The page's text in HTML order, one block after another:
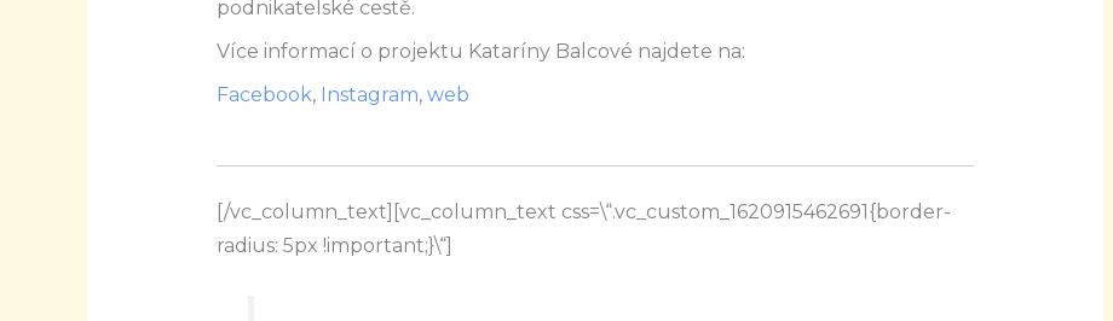
podnikatelské cestě.
Více informací o projektu Kataríny Balcové najdete na:
Facebook, Instagram, web
[/vc_column_text][vc_column_text css=\“.vc_custom_1620915462691{border-
radius: 5px !important;}\“]